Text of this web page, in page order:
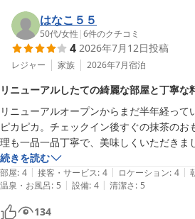
はなこ５５
50代/女性 |6件のクチコミ
4 2026年7月12日投稿
レジャー 家族 2026年7月宿泊
リニューアルしたての綺麗な部屋と丁寧な
リニューアルオープンからまだ半年経って
ピカピカ。チェックイン後すぐの抹茶の
理も一品一品丁寧で、美味しくいただきま
た。
続きを読む
部屋: 4 | 接客・サービス: 4 | ロケーション: 4 |
温泉・お風呂: 5 | 設備: 4 | 清潔さ: 5
134